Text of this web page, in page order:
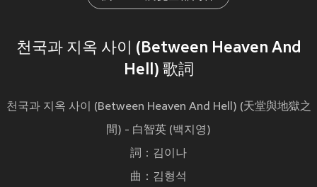
천국과 지옥 사이 (Between Heaven And
Hell) 歌詞
천국과 지옥 사이 (Between Heaven And Hell) (天堂與地獄之
間) - 白智英 (백지영)
詞：김이나
曲：김형석